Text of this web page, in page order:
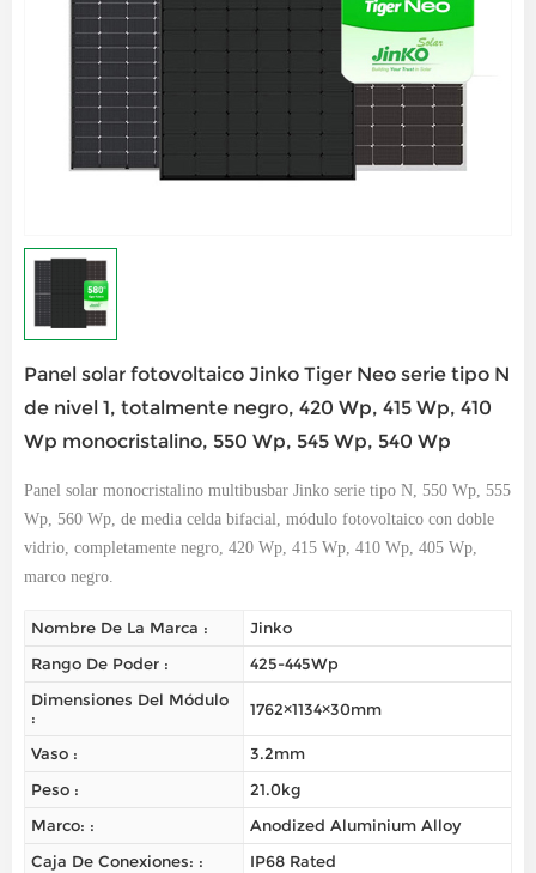
Panel solar fotovoltaico Jinko Tiger Neo serie tipo N
de nivel 1, totalmente negro, 420 Wp, 415 Wp, 410
Wp monocristalino, 550 Wp, 545 Wp, 540 Wp
Panel solar monocristalino multibusbar Jinko serie tipo N, 550 Wp, 555
Wp, 560 Wp, de media celda bifacial, módulo fotovoltaico con doble
vidrio, completamente negro, 420 Wp, 415 Wp, 410 Wp, 405 Wp,
marco negro.
Nombre De La Marca :
Jinko
Rango De Poder :
425-445Wp
Dimensiones Del Módulo
:
1762×1134×30mm
Vaso :
3.2mm
Peso :
21.0kg
Marco: :
Anodized Aluminium Alloy
Caja De Conexiones: :
IP68 Rated